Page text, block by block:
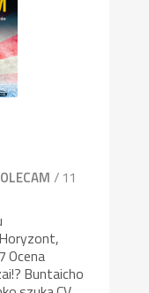
/ 11
Ocena
Buntaicho